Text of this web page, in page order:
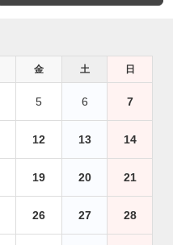
金 土 日
5 6 7
12 13 14
19 20 21
26 27 28